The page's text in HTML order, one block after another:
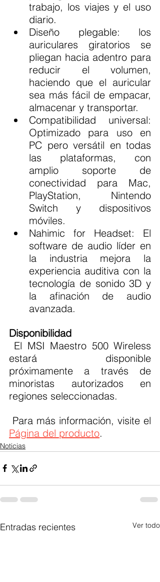
trabajo, los viajes y el uso
diario.
Diseño plegable: los
auriculares giratorios se
pliegan hacia adentro para
reducir el volumen,
haciendo que el auricular
sea más fácil de empacar,
almacenar y transportar.
Compatibilidad universal:
Optimizado para uso en
PC pero versátil en todas
las plataformas, con
amplio soporte de
conectividad para Mac,
PlayStation, Nintendo
Switch y dispositivos
móviles.
Nahimic for Headset: El
software de audio líder en
la industria mejora la
experiencia auditiva con la
tecnología de sonido 3D y
la afinación de audio
avanzada.
Disponibilidad
estará disponible
próximamente a través de
minoristas autorizados en
regiones seleccionadas.
Página del producto.
Noticias
Entradas recientes Ver todo